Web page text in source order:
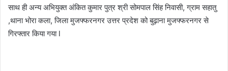
साथ ही अन्य अभियुक्त अंकित कुमार पुत्र श्री सोमपाल सिंह निवासी, ग्राम सहातु
,थाना भोरा कला, जिला मुजफ्फरनगर उत्तर प्रदेश को बुढ़ाना मुजफ्फरनगर से
गिरफ्तार किया गया l